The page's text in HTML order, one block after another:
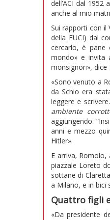
dell’ACI dal
anche al mio
Sui rapporti con il
della FUCI) dal
cercarlo, è pane
mondo» e invita
monsignori», dice
«Sono venuto a
da Schio era
leggere e
ambiente
aggiungendo:
anni e mezzo
Hitler».
E arriva,
piazzale Loreto
sottane di
a Milano, e in bici
Quattro figli
«Da presidente